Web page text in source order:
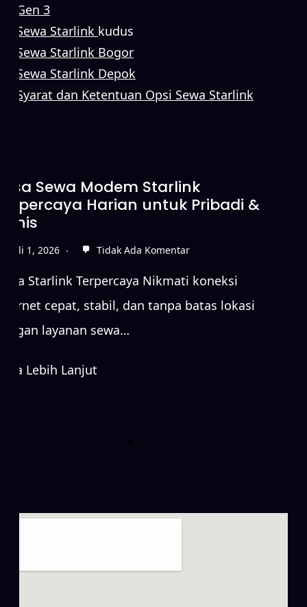
Gen 3
Sewa Starlink kudus
Sewa Starlink Bogor
Sewa Starlink Depok
Syarat dan Ketentuan Opsi Sewa Starlink
Sewa Modem Starlink
Harian untuk Pribadi &
Juli 1, 2026 Tidak Ada Komentar
Starlink Terpercaya Nikmati koneksi
cepat, stabil, dan tanpa batas lokasi
layanan sewa…
Lebih Lanjut